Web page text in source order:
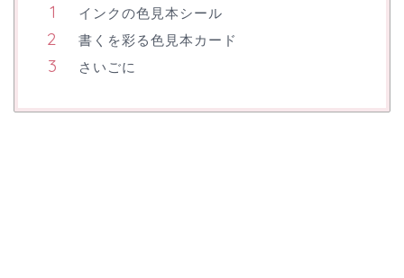
インクの色見本シール
書くを彩る色見本カード
さいごに